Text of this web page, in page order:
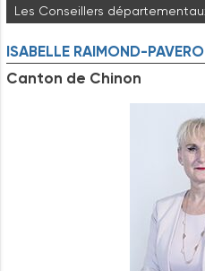
ISABELLE RAIMOND-PAVERO
Canton de Chinon